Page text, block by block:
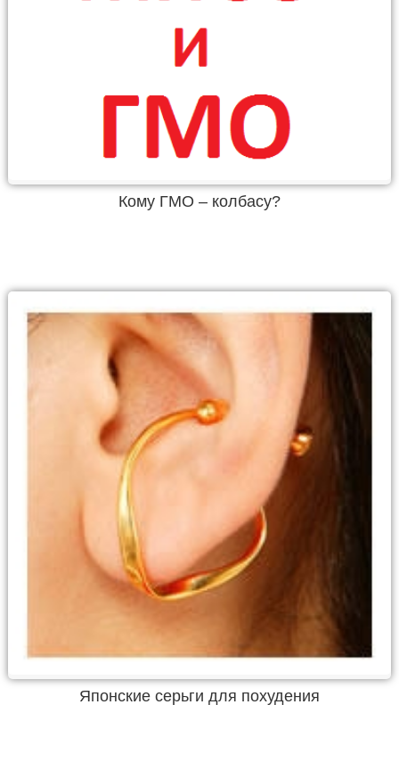
Кому ГМО – колбасу?
Японские серьги для похудения